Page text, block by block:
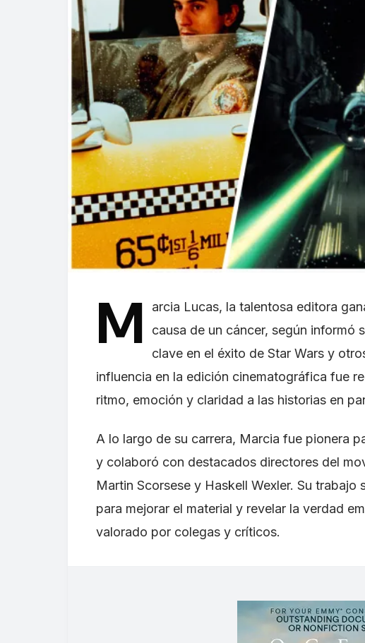
M
arcia Lucas, la talentosa editora
causa de un cáncer, según informó
clave en el éxito de Star Wars y
influencia en la edición cinematográfica fue
ritmo, emoción y claridad a las historias en
A lo largo de su carrera, Marcia fue pionera
y colaboró con destacados directores del
Martin Scorsese y Haskell Wexler. Su
para mejorar el material y revelar la verdad
valorado por colegas y críticos.